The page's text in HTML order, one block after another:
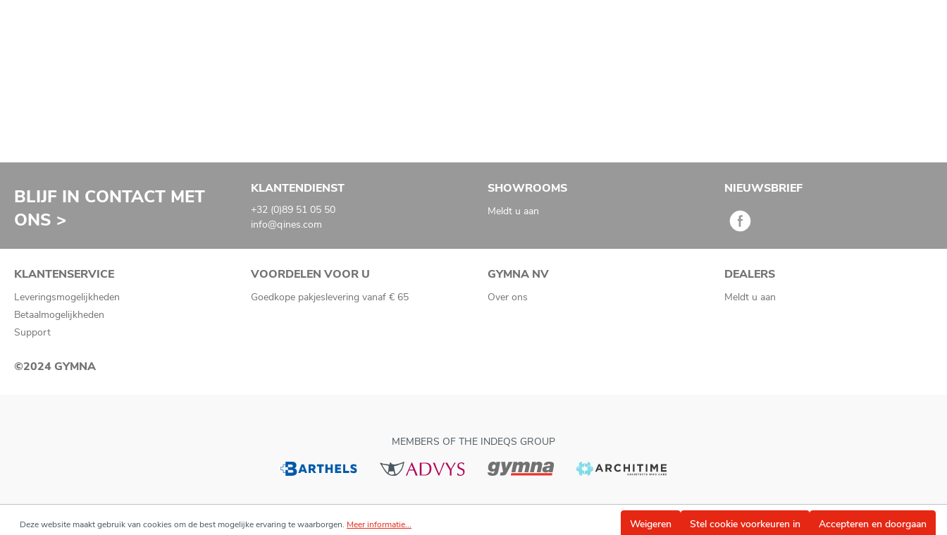
BLIJF IN CONTACT MET
ONS >
KLANTENDIENST
+32 (0)89 51 05 50
info@qines.com
SHOWROOMS
Meldt u aan
NIEUWSBRIEF
KLANTENSERVICE
Leveringsmogelijkheden
Betaalmogelijkheden
Support
VOORDELEN VOOR U
Goedkope pakjeslevering vanaf € 65
GYMNA NV
Over ons
DEALERS
Meldt u aan
©2024 GYMNA
MEMBERS OF THE INDEQS GROUP
Deze website maakt gebruik van cookies om de best mogelijke ervaring te waarborgen. Meer informatie... Weigeren Stel cookie voorkeuren in Accepteren en doorgaan